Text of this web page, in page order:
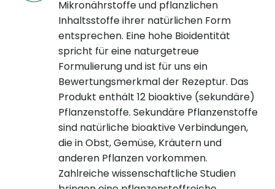
Mikronährstoffe und pflanzlichen
Inhaltsstoffe ihrer natürlichen Form
entsprechen. Eine hohe Bioidentität
spricht für eine naturgetreue
Formulierung und ist für uns ein
Bewertungsmerkmal der Rezeptur. Das
Produkt enthält 12 bioaktive (sekundäre)
Pflanzenstoffe. Sekundäre Pflanzenstoffe
sind natürliche bioaktive Verbindungen,
die in Obst, Gemüse, Kräutern und
anderen Pflanzen vorkommen.
Zahlreiche wissenschaftliche Studien